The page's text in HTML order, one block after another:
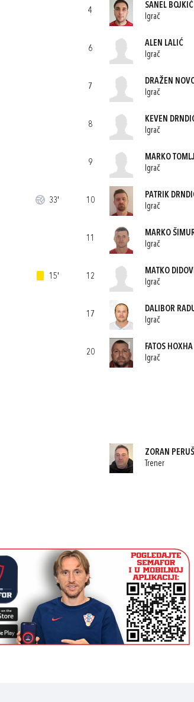
33'
15'
4
SANEL BOJKIĆ
Igrač
6
ALEN LALIĆ
Igrač
7
DRAŽEN
Igrač
8
KEVEN
Igrač
9
MARKO
Igrač
10
PATRIK
Igrač
11
MARKO
Igrač
12
MATKO
Igrač
17
DALIBOR
Igrač
20
FATOS HOXHA
Igrač
ZORAN
Trener